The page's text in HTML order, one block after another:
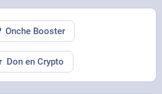
Onche Booster
Don en Crypto